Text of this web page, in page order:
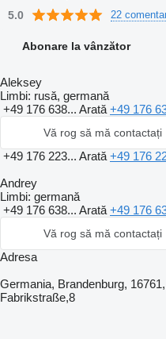
5.0 22
Abonare la vânzător
Aleksey
Limbi: rusă, germană
+49 176 638... Arată +49 176
Vă rog să mă contactați
+49 176 223... Arată +49 176
Andrey
Limbi: germană
+49 176 638... Arată +49 176
Vă rog să mă contactați
Adresa
Germania, Brandenburg,
Fabrikstraße,8